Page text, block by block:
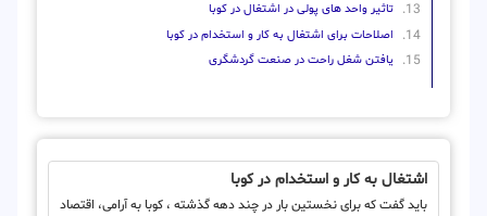
تاثیر واحد های پولی در اشتغال در کوبا
اصلاحات برای اشتغال به کار و استخدام در کوبا
یافتن شغل راحت در صنعت گردشگری
اشتغال به کار و استخدام در کوبا
باید گفت که برای نخستین بار در چند دهه گذشته ، کوبا به آرامی، اقتصاد